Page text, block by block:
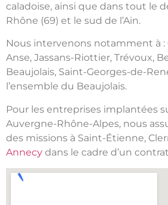
caladoise, ainsi que dans tout le
Rhône (69) et le sud de l’Ain.
Nous intervenons notamment à :
Anse, Jassans-Riottier, Trévoux,
Beaujolais, Saint-Georges-de-
l’ensemble du Beaujolais.
Pour les entreprises implantées
Auvergne-Rhône-Alpes, nous
des missions à Saint-Étienne,
Annecy dans le cadre d’un